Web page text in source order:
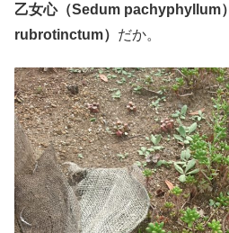
乙女心（Sedum pachyphyllum）
rubrotinctum） だか。